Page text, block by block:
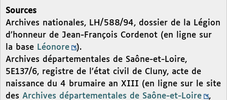
Sources
Archives nationales, LH/588/94, dossier de la Légion
d’honneur de Jean-François Cordenot (en ligne sur
la base Léonore
).
Archives départementales de Saône-et-Loire,
5E137/6, registre de l’état civil de Cluny, acte de
naissance du 4 brumaire an XIII (en ligne sur le site
des Archives départementales de Saône-et-Loire
,